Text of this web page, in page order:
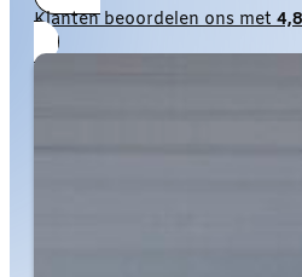
Klanten beoordelen ons met